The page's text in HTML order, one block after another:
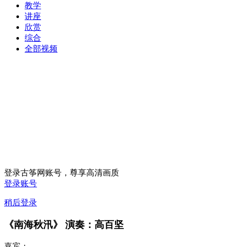
教学
讲座
欣赏
综合
全部视频
登录古筝网账号，尊享高清画质
登录账号
稍后登录
《南海秋汛》 演奏：高百坚